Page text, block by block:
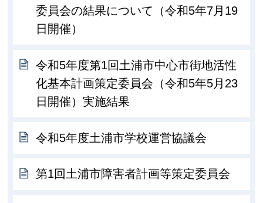
委員会の結果について（令和5年7月19
日開催）
令和5年度第1回土浦市中心市街地活性
化基本計画策定委員会（令和5年5月23
日開催）実施結果
令和5年度土浦市学校運営協議会
第1回土浦市障害者計画等策定委員会